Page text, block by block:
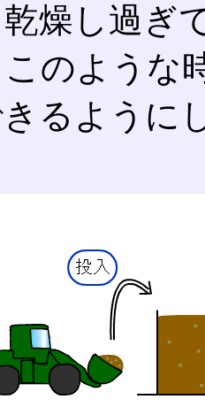
燥し過ぎ
のような
るように